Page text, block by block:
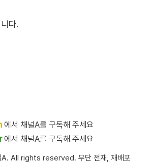
다.
에서 채널A를 구독해 주세요
에서 채널A를 구독해 주세요
All rights reserved. 무단 전재, 재배포